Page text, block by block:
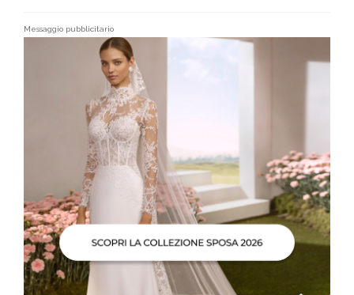
Messaggio pubblicitario